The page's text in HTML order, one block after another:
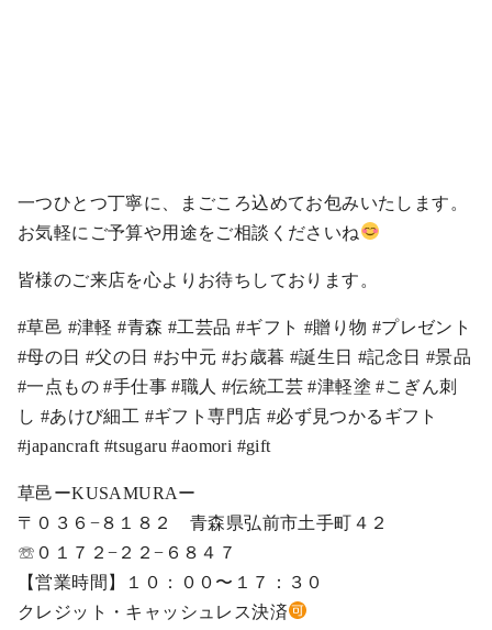
一つひとつ丁寧に、まごころ込めてお包みいたします。
お気軽にご予算や用途をご相談くださいね
皆様のご来店を心よりお待ちしております。
#草邑 #津軽 #青森 #工芸品 #ギフト #贈り物 #プレゼント
#母の日 #父の日 #お中元 #お歳暮 #誕生日 #記念日 #景品
#一点もの #手仕事 #職人 #伝統工芸 #津軽塗 #こぎん刺
し #あけび細工 #ギフト専門店 #必ず見つかるギフト
#japancraft #tsugaru #aomori #gift
草邑ーKUSAMURAー
〒０３６−８１８２ 青森県弘前市土手町４２
☏０１７２−２２−６８４７
【営業時間】１０：００〜１７：３０
クレジット・キャッシュレス決済